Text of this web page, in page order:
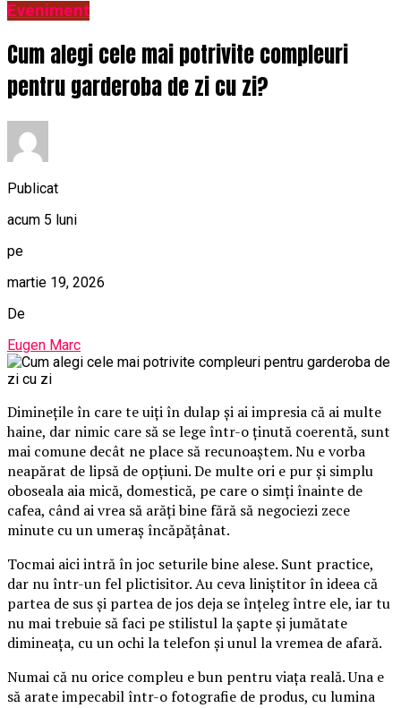
Eveniment
Cum alegi cele mai potrivite compleuri
pentru garderoba de zi cu zi?
Publicat
acum 5 luni
pe
martie 19, 2026
De
Eugen Marc
Diminețile în care te uiți în dulap și ai impresia că ai multe
haine, dar nimic care să se lege într-o ținută coerentă, sunt
mai comune decât ne place să recunoaștem. Nu e vorba
neapărat de lipsă de opțiuni. De multe ori e pur și simplu
oboseala aia mică, domestică, pe care o simți înainte de
cafea, când ai vrea să arăți bine fără să negociezi zece
minute cu un umeraș încăpățânat.
Tocmai aici intră în joc seturile bine alese. Sunt practice,
dar nu într-un fel plictisitor. Au ceva liniștitor în ideea că
partea de sus și partea de jos deja se înțeleg între ele, iar tu
nu mai trebuie să faci pe stilistul la șapte și jumătate
dimineața, cu un ochi la telefon și unul la vremea de afară.
Numai că nu orice compleu e bun pentru viața reală. Una e
să arate impecabil într-o fotografie de produs, cu lumina